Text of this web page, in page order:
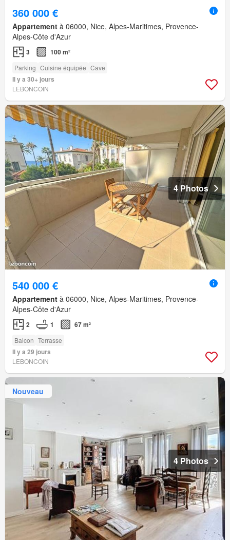
360 000 €
Appartement à 06000, Nice, Alpes-Maritimes, Provence-
Alpes-Côte d'Azur
3 100 m²
Parking Cuisine équipée Cave
Il y a 30+ jours
LEBONCOIN
4 Photos
540 000 €
Appartement à 06000, Nice, Alpes-Maritimes, Provence-
Alpes-Côte d'Azur
2 1 67 m²
Balcon Terrasse
Il y a 29 jours
LEBONCOIN
Nouveau
4 Photos